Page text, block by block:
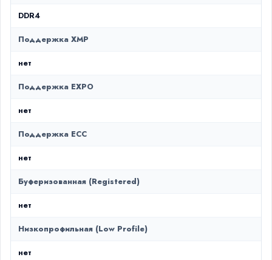
DDR4
Поддержка XMP
нет
Поддержка EXPO
нет
Поддержка ECC
нет
Буферизованная (Registered)
нет
Низкопрофильная (Low Profile)
нет